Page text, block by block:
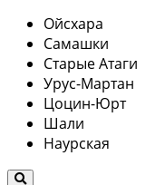
Ойсхара
Самашки
Старые Атаги
Урус-Мартан
Цоцин-Юрт
Шали
Наурская